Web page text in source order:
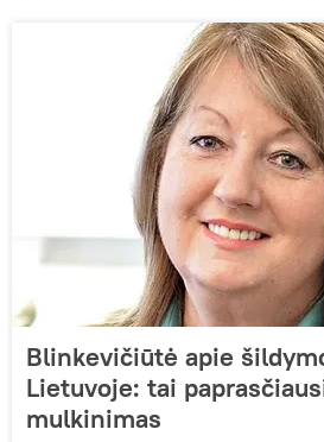
Blinkevičiūtė apie
Lietuvoje: tai
mulkinimas